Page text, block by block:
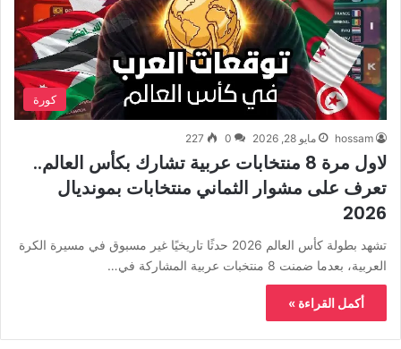
كورة
hossam مايو 28, 2026 0
227
لاول مرة 8 منتخابات عربية تشارك بكأس العالم..
تعرف على مشوار الثماني منتخابات بمونديال
2026
تشهد بطولة كأس العالم 2026 حدثًا تاريخيًا غير مسبوق في مسيرة الكرة
العربية، بعدما ضمنت 8 منتخبات عربية المشاركة في…
أكمل القراءة »